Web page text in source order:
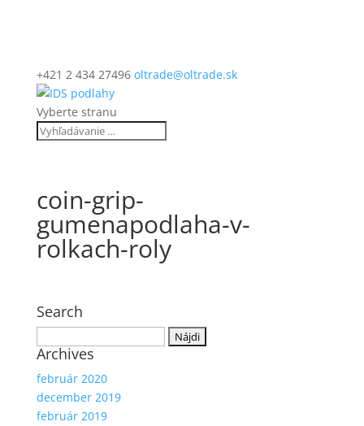
+421 2 434 27496 oltrade@oltrade.sk
Vyberte stranu
coin-grip-
gumenapodlaha-v-
rolkach-roly
Search
Archives
február 2020
december 2019
február 2019